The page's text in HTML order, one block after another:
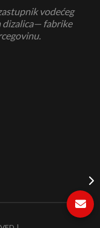
vodećeg
dizalica— fabrike